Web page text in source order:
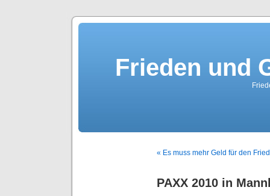
Frieden und
« Es muss mehr Geld für den
PAXX 2010 in